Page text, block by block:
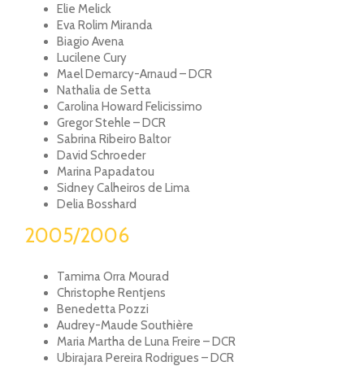
Elie Melick
Eva Rolim Miranda
Biagio Avena
Lucilene Cury
Mael Demarcy-Arnaud – DCR
Nathalia de Setta
Carolina Howard Felicissimo
Gregor Stehle – DCR
Sabrina Ribeiro Baltor
David Schroeder
Marina Papadatou
Sidney Calheiros de Lima
Delia Bosshard
2005/2006
Tamima Orra Mourad
Christophe Rentjens
Benedetta Pozzi
Audrey-Maude Southière
Maria Martha de Luna Freire – DCR
Ubirajara Pereira Rodrigues – DCR